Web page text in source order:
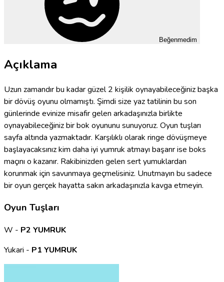
Beğenmedim
Açıklama
Uzun zamandır bu kadar güzel 2 kişilik oynayabileceğiniz başka
bir dövüş oyunu olmamıştı. Şimdi size yaz tatilinin bu son
günlerinde evinize misafir gelen arkadaşınızla birlikte
oynayabileceğiniz bir bok oyununu sunuyoruz. Oyun tuşları
sayfa altında yazmaktadır. Karşılıklı olarak ringe dövüşmeye
başlayacaksınız kim daha iyi yumruk atmayı başarır ise boks
maçını o kazanır. Rakibinizden gelen sert yumuklardan
korunmak için savunmaya geçmelisiniz. Unutmayın bu sadece
bir oyun gerçek hayatta sakın arkadaşınızla kavga etmeyin.
Oyun Tuşları
W - P2 YUMRUK
Yukari - P1 YUMRUK